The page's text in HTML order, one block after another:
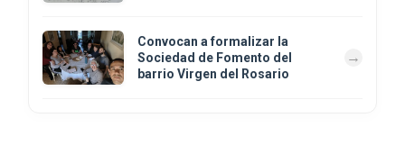
Convocan a formalizar la
Sociedad de Fomento del
barrio Virgen del Rosario